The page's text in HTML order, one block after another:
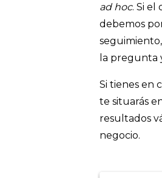
ad hoc. Si el
debemos
la pregunta
Si tienes en
te situarás
resultados
negocio.